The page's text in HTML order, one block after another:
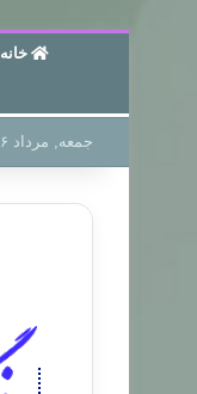
خانه
جمعه, مرداد ۱۶ ۱۴۰۵